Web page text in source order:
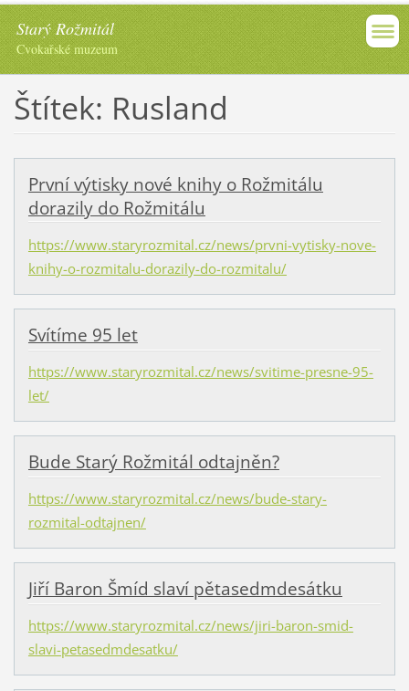
Starý Rožmitál
Cvokařské muzeum
Štítek: Rusland
První výtisky nové knihy o Rožmitálu
dorazily do Rožmitálu
https://www.staryrozmital.cz/news/prvni-vytisky-nove-
knihy-o-rozmitalu-dorazily-do-rozmitalu/
Svítíme 95 let
https://www.staryrozmital.cz/news/svitime-presne-95-
let/
Bude Starý Rožmitál odtajněn?
https://www.staryrozmital.cz/news/bude-stary-
rozmital-odtajnen/
Jiří Baron Šmíd slaví pětasedmdesátku
https://www.staryrozmital.cz/news/jiri-baron-smid-
slavi-petasedmdesatku/